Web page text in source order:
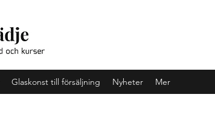
Glaskonst till försäljning Nyheter Mer